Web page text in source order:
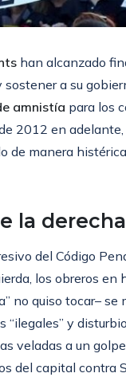
han alcanzado
sostener a su
amnistía para los
2012 en
de manera
la derecha
del Código
los obreros en
no quiso tocar– se
y
veladas a un
del capital contra